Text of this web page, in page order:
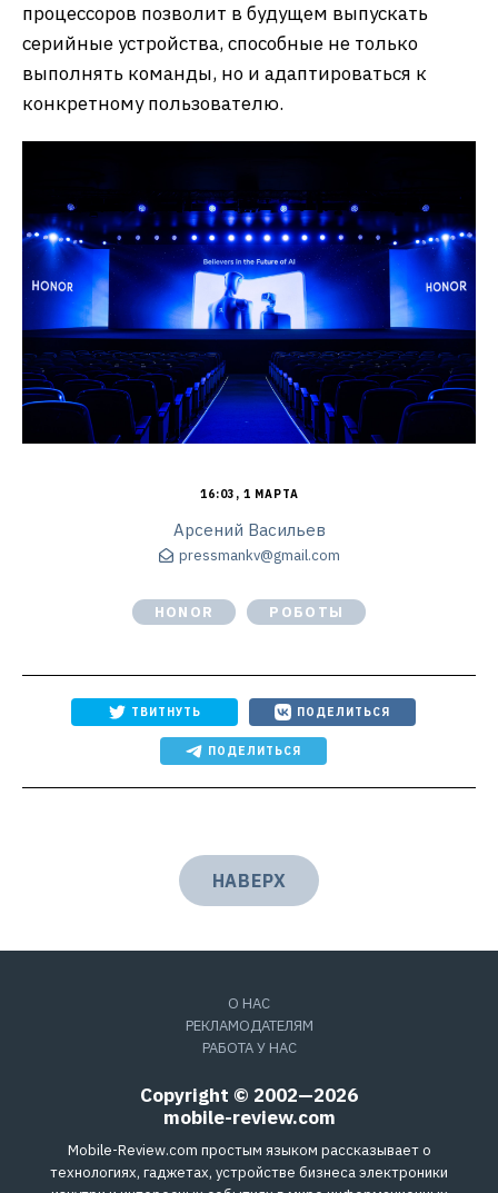
процессоров позволит в будущем выпускать
серийные устройства, способные не только
выполнять команды, но и адаптироваться к
конкретному пользователю.
16:03, 1 МАРТА
Арсений Васильев
pressmankv@gmail.com
HONOR РОБОТЫ
ТВИТНУТЬ ПОДЕЛИТЬСЯ
ПОДЕЛИТЬСЯ
НАВЕРХ
О НАС
РЕКЛАМОДАТЕЛЯМ
РАБОТА У НАС
Copyright © 2002—2026
mobile-review.com
Mobile-Review.com простым языком рассказывает о
технологиях, гаджетах, устройстве бизнеса электроники